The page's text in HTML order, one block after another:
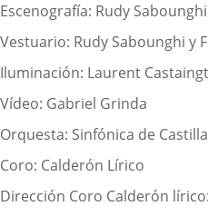
Escenografía: Rudy Sabounghi
Vestuario: Rudy Sabounghi y
Iluminación: Laurent Castaingt
Vídeo: Gabriel Grinda
Orquesta: Sinfónica de
Coro: Calderón Lírico
Dirección Coro Calderón